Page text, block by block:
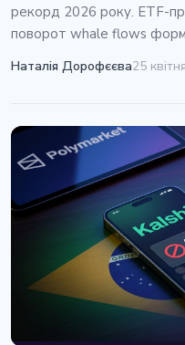
рекорд 2026 року. ETF-
поворот whale flows
Наталія Дорофєєва25